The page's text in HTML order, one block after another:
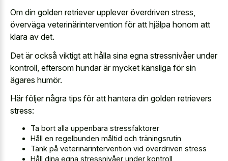
Om din golden retriever upplever överdriven stress,
överväga veterinärintervention för att hjälpa honom att
klara av det.
Det är också viktigt att hålla sina egna stressnivåer under
kontroll, eftersom hundar är mycket känsliga för sin
ägares humör.
Här följer några tips för att hantera din golden retrievers
stress:
Ta bort alla uppenbara stressfaktorer
Håll en regelbunden måltid och träningsrutin
Tänk på veterinärintervention vid överdriven stress
Håll dina egna stressnivåer under kontroll